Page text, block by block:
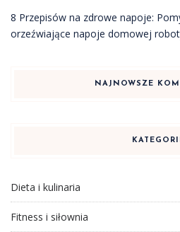
8 Przepisów na zdrowe napoje:
orzeźwiające napoje domowej
NAJNOWSZE
Dieta i kulinaria
Fitness i siłownia